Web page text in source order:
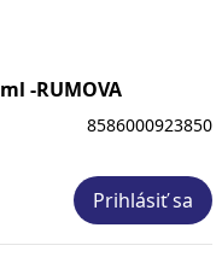
-RUMOVA
8586000923850
Prihlásiť sa